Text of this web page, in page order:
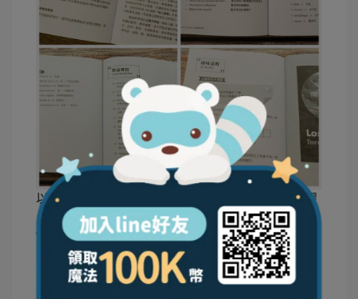
以下就來分別介紹
的六本膠
片書：The Pyramid 金字塔、Paintings 世界名畫、
The Louvre 羅浮宮、Vincent van Gogh 梵谷、Music
音樂、以及Lost Treasure 失落的寶藏。每一本都有
「雙面膠片」的場景變換設計，搭配精緻的手繪插